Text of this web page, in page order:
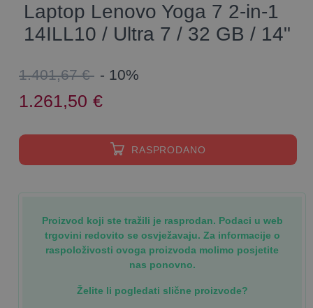
Laptop Lenovo Yoga 7 2-in-1
14ILL10 / Ultra 7 / 32 GB / 14"
1.401,67 € - 10%
1.261,50 €
RASPRODANO
Proizvod koji ste tražili je rasprodan. Podaci u web
trgovini redovito se osvježavaju. Za informacije o
raspoloživosti ovoga proizvoda molimo posjetite
nas ponovno.
Želite li pogledati slične proizvode?